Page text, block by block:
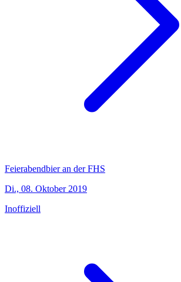
Feierabendbier an der FHS
Di., 08. Oktober 2019
Inoffiziell